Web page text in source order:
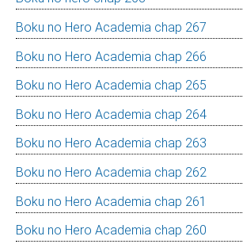
Boku no Hero Academia chap 267
Boku no Hero Academia chap 266
Boku no Hero Academia chap 265
Boku no Hero Academia chap 264
Boku no Hero Academia chap 263
Boku no Hero Academia chap 262
Boku no Hero Academia chap 261
Boku no Hero Academia chap 260